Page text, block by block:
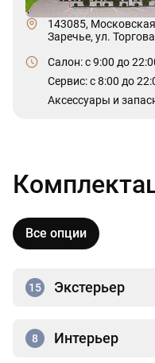
143085,
Заречье, ул.
Салон: c 9:00 до
Сервис: c 8:00 до
Аксессуары и
Все опции
15 Экстерьер
8 Интерьер